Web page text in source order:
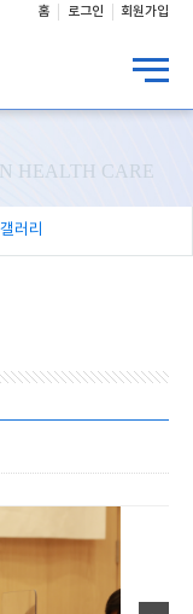
홈 로그인 회원가입
HEALTH CARE
러리